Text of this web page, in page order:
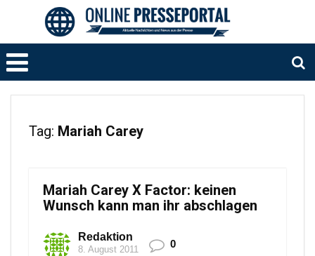
Tag: Mariah Carey
Mariah Carey X Factor: keinen
Wunsch kann man ihr abschlagen
Redaktion
8. August 2011 0